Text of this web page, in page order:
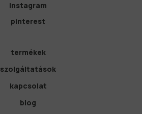
instagram
pinterest
termékek
szolgáltatások
kapcsolat
blog